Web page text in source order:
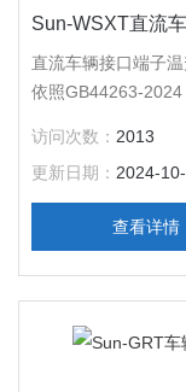
Sun-WSXT直流
直流车辆接口端子
依照GB44263-
等要求研发生产。
访问次数： 2013
更新日期： 2024-
查看详情